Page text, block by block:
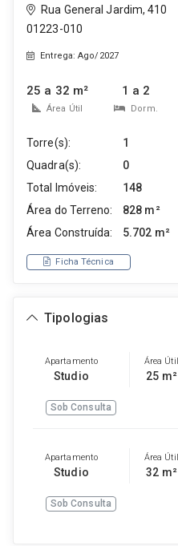
Rua General Jardim, 410
01223-010
Entrega: Ago/2027
25 a 32 m²
Área Útil
1 a 2
Dorm.
Torre(s):
1
Quadra(s):
0
Total Imóveis:
148
Área do Terreno:
828 m²
Área Construída:
5.702 m²
Ficha Técnica
Tipologias
Apartamento
Studio
Área Útil
25 m²
Sob Consulta
Apartamento
Studio
Área Útil
32 m²
Sob Consulta